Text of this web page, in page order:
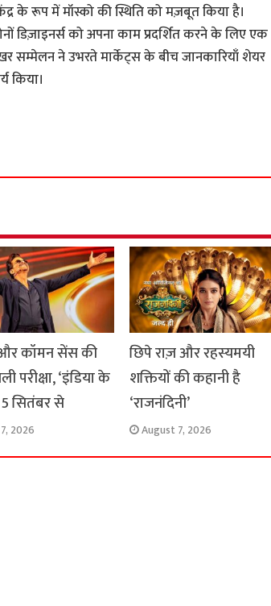
रूप में मॉस्को की स्थिति को मज़बूत किया है।
डिज़ाइनर्स को अपना काम प्रदर्शित करने के लिए एक
सम्मेलन ने उभरते मार्केट्स के बीच जानकारियाँ शेयर
किया।
कॉमन सेंस की
परीक्षा, ‘इंडिया के
5 सितंबर से
2026
छिपे राज़ और रहस्यमयी
शक्तियों की कहानी है
‘राजनंदिनी’
August 7, 2026